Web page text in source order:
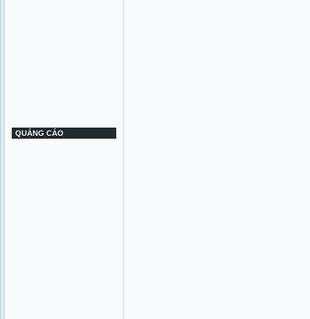
QUẢNG CÁO